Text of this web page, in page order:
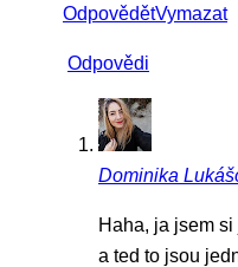
OdpovědětVymazat
Odpovědi
Dominika
Haha, ja jsem
a ted to jsou